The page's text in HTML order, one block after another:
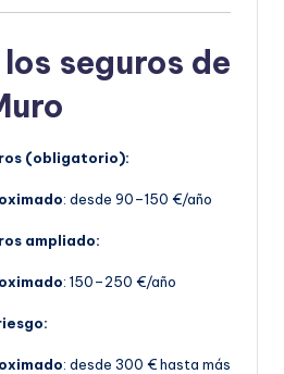
seguros de
(obligatorio):
: desde 90–150 €/año
ampliado:
: 150–250 €/año
: desde 300 € hasta más